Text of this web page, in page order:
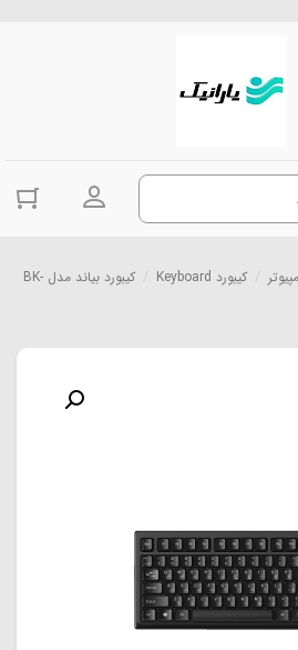
ورود به
کیبورد Keyboard
کیبورد بیاند مدل BK-